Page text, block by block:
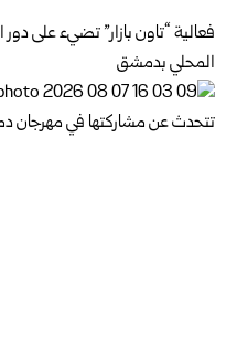
فعالية “تاون بازار” تضيء على
المحلي بدمشق